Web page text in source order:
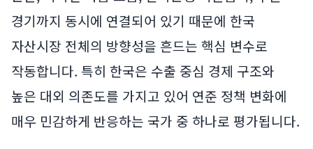
경기까지 동시에 연결되어 있기 때문에 한국
자산시장 전체의 방향성을 흔드는 핵심 변수로
작동합니다. 특히 한국은 수출 중심 경제 구조와
높은 대외 의존도를 가지고 있어 연준 정책 변화에
매우 민감하게 반응하는 국가 중 하나로 평가됩니다.